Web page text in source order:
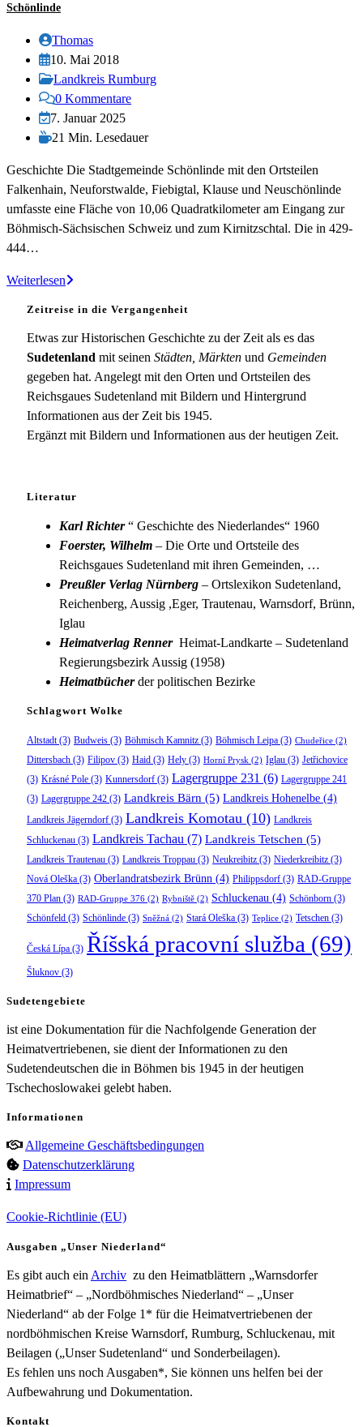
Schönlinde
Beitrags-
Autor:
Thomas
Beitrag
veröffentlicht:
10. Mai 2018
Beitrags-
Kategorie:
Landkreis Rumburg
Beitrags-
Kommentare:
0 Kommentare
Beitrag
zuletzt
am:
7. Januar 2025
Lesedauer:
21 Min. Lesedauer
Geschichte Die Stadtgemeinde Schönlinde mit den Ortsteilen
Falkenhain, Neuforstwalde, Fiebigtal, Klause und Neuschönlinde
umfasste eine Fläche von 10,06 Quadratkilometer am Eingang zur
Böhmisch-Sächsischen Schweiz und zum Kirnitzschtal. Die in 429-
444…
WeiterlesenSchönlinde
Zeitreise in die Vergangenheit
Etwas zur Historischen Geschichte zu der Zeit als es das
Sudetenland mit seinen Städten, Märkten und Gemeinden
gegeben hat. Angelegt mit den Orten und Ortsteilen des
Reichsgaues Sudetenland mit Bildern und Hintergrund
Informationen aus der Zeit bis 1945.
Ergänzt mit Bildern und Informationen aus der heutigen Zeit.
Literatur
Karl Richter“ Geschichte des Niederlandes“ 1960
Foerster, Wilhelm – Die Orte und Ortsteile des
Reichsgaues Sudetenland mit ihren Gemeinden, …
Preußler Verlag Nürnberg – Ortslexikon Sudetenland,
Reichenberg, Aussig ,Eger, Trautenau, Warnsdorf, Brünn,
Iglau
Heimatverlag Renner Heimat-Landkarte – Sudetenland
Regierungsbezirk Aussig (1958)
Heimatbücherder politischen Bezirke
Schlagwort Wolke
Altstadt(3) Budweis (3) Böhmisch Kamnitz (3) Böhmisch Leipa (3) Chudeřice (2)
Dittersbach (3) Filipov (3) Haid (3) Hely (3) Horní Prysk (2) Iglau (3) Jetřichovice
(3) Krásné Pole (3) Kunnersdorf (3) Lagergruppe 231 (6) Lagergruppe 241
(3) Lagergruppe 242 (3) Landkreis Bärn (5) Landkreis Hohenelbe (4)
Landkreis Jägerndorf (3) Landkreis Komotau (10) Landkreis
Schluckenau (3) Landkreis Tachau (7) Landkreis Tetschen (5)
Landkreis Trautenau (3) Landkreis Troppau (3) Neukreibitz (3) Niederkreibitz (3)
Nová Oleška (3) Oberlandratsbezirk Brünn (4) Philippsdorf (3) RAD-Gruppe
370 Plan (3) RAD-Gruppe 376 (2) Rybniště (2) Schluckenau (4) Schönborn (3)
Schönfeld (3) Schönlinde (3) Sněžná (2) Stará Oleška (3) Teplice (2) Tetschen (3)
Česká Lípa (3) Říšská pracovní služba (69)
Šluknov (3)
Sudetengebiete
ist eine Dokumentation für die Nachfolgende Generation der
Heimatvertriebenen, sie dient der Informationen zu den
Sudetendeutschen die in Böhmen bis 1945 in der heutigen
Tschechoslowakei gelebt haben.
Informationen
Allgemeine Geschäftsbedingungen
Datenschutzerklärung
Impressum
Cookie-Richtlinie (EU)
Ausgaben „Unser Niederland“
Es gibt auch ein Archiv zu den Heimatblättern „Warnsdorfer
Heimatbrief“ – „Nordböhmisches Niederland“ – „Unser
Niederland“ ab der Folge 1* für die Heimatvertriebenen der
nordböhmischen Kreise Warnsdorf, Rumburg, Schluckenau, mit
Beilagen („Unser Sudetenland“ und Sonderbeilagen).
Es fehlen uns noch Ausgaben*, Sie können uns helfen bei der
Aufbewahrung und Dokumentation.
Kontakt